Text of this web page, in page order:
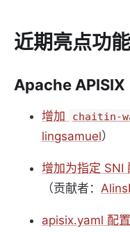
近期亮点功能
Apache APISIX
增加 chaitin-
lingsamuel）
增加为指定 SNI
（贡献者：
apisix.yaml 配